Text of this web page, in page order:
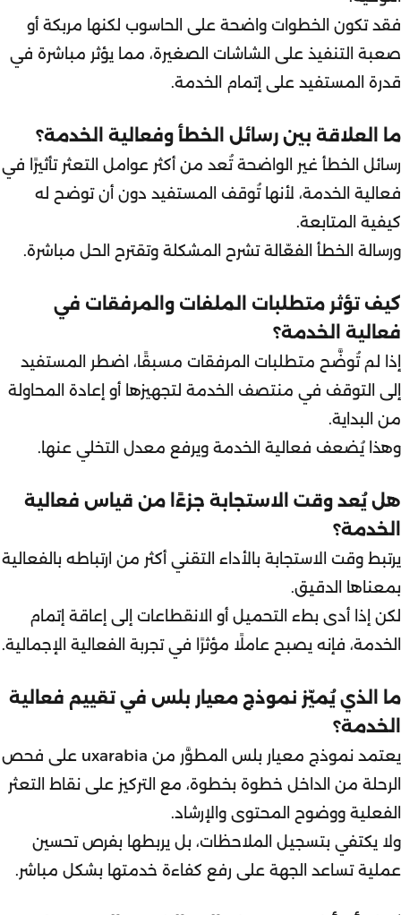
فقد تكون الخطوات واضحة على الحاسوب لكنها مربكة أو
صعبة التنفيذ على الشاشات الصغيرة، مما يؤثر مباشرة في
قدرة المستفيد على إتمام الخدمة.
ما العلاقة بين رسائل الخطأ وفعالية الخدمة؟
رسائل الخطأ غير الواضحة تُعد من أكثر عوامل التعثر تأثيرًا في
فعالية الخدمة، لأنها تُوقف المستفيد دون أن توضح له
كيفية المتابعة.
ورسالة الخطأ الفعّالة تشرح المشكلة وتقترح الحل مباشرة.
كيف تؤثر متطلبات الملفات والمرفقات في
فعالية الخدمة؟
إذا لم تُوضَّح متطلبات المرفقات مسبقًا، اضطر المستفيد
إلى التوقف في منتصف الخدمة لتجهيزها أو إعادة المحاولة
من البداية.
وهذا يُضعف فعالية الخدمة ويرفع معدل التخلي عنها.
هل يُعد وقت الاستجابة جزءًا من قياس فعالية
الخدمة؟
يرتبط وقت الاستجابة بالأداء التقني أكثر من ارتباطه بالفعالية
بمعناها الدقيق.
لكن إذا أدى بطء التحميل أو الانقطاعات إلى إعاقة إتمام
الخدمة، فإنه يصبح عاملًا مؤثرًا في تجربة الفعالية الإجمالية.
ما الذي يُميّز نموذج معيار بلس في تقييم فعالية
الخدمة؟
يعتمد نموذج معيار بلس المطوَّر من uxarabia على فحص
الرحلة من الداخل خطوة بخطوة، مع التركيز على نقاط التعثر
الفعلية ووضوح المحتوى والإرشاد.
ولا يكتفي بتسجيل الملاحظات، بل يربطها بفرص تحسين
عملية تساعد الجهة على رفع كفاءة خدمتها بشكل مباشر.